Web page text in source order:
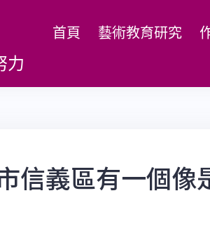
力
首頁 藝術教育研究
信義區有一個像